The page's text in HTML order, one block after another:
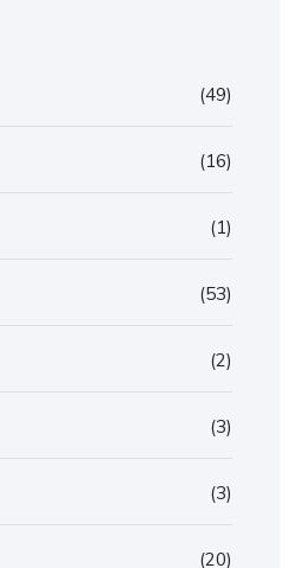
(49)
(16)
(1)
(53)
(2)
(3)
(3)
(20)